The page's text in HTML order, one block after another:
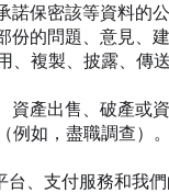
保密該等資料的
份的問題、意見
、複製、披露、
資產出售、破產
例如，盡職調查
台、支付服務和